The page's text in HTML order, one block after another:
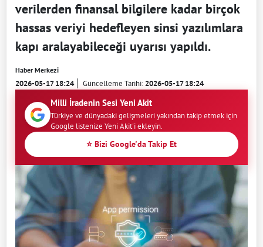
verilerden finansal bilgilere kadar birçok
hassas veriyi hedefleyen sinsi yazılımlara
kapı aralayabileceği uyarısı yapıldı.
Haber Merkezi
2026-05-17 18:24 Güncelleme Tarihi:2026-05-17 18:24
Milli İradenin Sesi Yeni Akit
Türkiye ve dünyadaki gelişmeleri yakından takip etmek için
Google listenize Yeni Akit'i ekleyin.
⭐ Bizi Google'da Takip Et